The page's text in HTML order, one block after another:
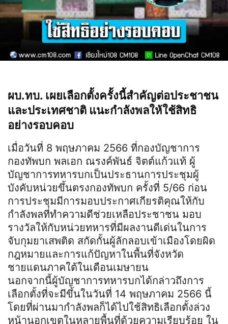
ผบ.ทบ. เผยเลือกตั้งครั้งนี้สำคัญต่อประชาชน
และประเทศชาติ แนะกำลังพลให้ใช้สิทธิ
อย่างรอบคอบ
เมื่อวันที่ 8 พฤษภาคม 2566 ที่กองบัญชาการ
กองทัพบก พลเอก ณรงค์พันธ์ จิตต์แก้วแท้ ผู้
บัญชาการทหารบกเป็นประธานการประชุมผู้
บังคับหน่วยขึ้นตรงกองทัพบก ครั้งที่ 5/66 ก่อน
การประชุมมีการมอบประกาศเกียรติคุณให้กับ
กำลังพลที่ทำความดีช่วยเหลือประชาชน มอบ
รางวัลให้กับหน่วยทหารที่มีผลงานดีเด่นในการ
จับกุมยาเสพติด สกัดกั้นผู้ลักลอบเข้าเมืองโดยผิด
กฎหมายและการแก้ปัญหาในพื้นที่จังหวัด
ชายแดนภาคใต้ในเดือนเมษายน
นอกจากนี้ผู้บัญชาการทหารบกได้กล่าวถึงการ
เลือกตั้งที่จะมีขึ้นในวันที่ 14 พฤษภาคม 2566 นี้
โดยที่ผ่านมากำลังพลก็ได้ไปใช้สิทธิเลือกตั้งล่วง
หน้านอกเขตในหลายพื้นที่ด้วยความเรียบร้อย ใน